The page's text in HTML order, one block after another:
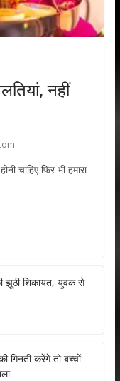
नहीं
चाहिए फिर भी हमारा
झूठी शिकायत, युवक से
गिनती करेंगे तो बच्चों